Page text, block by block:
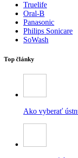
Truelife
Oral-B
Panasonic
Philips Sonicare
SoWash
Top články
Ako vyberať